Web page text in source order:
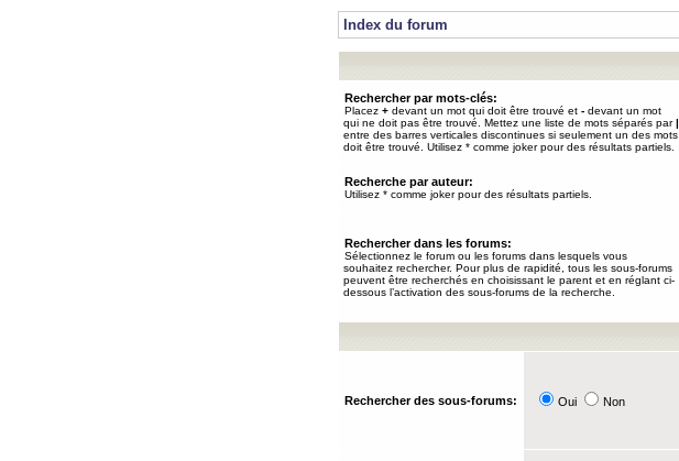
Index du forum
Rechercher par mots-clés:
Placez + devant un mot qui doit être trouvé et - devant un mot
qui ne doit pas être trouvé. Mettez une liste de mots séparés par|
entre des barres verticales discontinues si seulement un des mots
doit être trouvé. Utilisez * comme joker pour des résultats partiels.
Recherche par auteur:
Utilisez * comme joker pour des résultats partiels.
Rechercher dans les forums:
Sélectionnez le forum ou les forums dans lesquels vous
souhaitez rechercher. Pour plus de rapidité, tous les sous-forums
peuvent être recherchés en choisissant le parent et en réglant ci-
dessous l’activation des sous-forums de la recherche.
Rechercher des sous-forums: Oui Non